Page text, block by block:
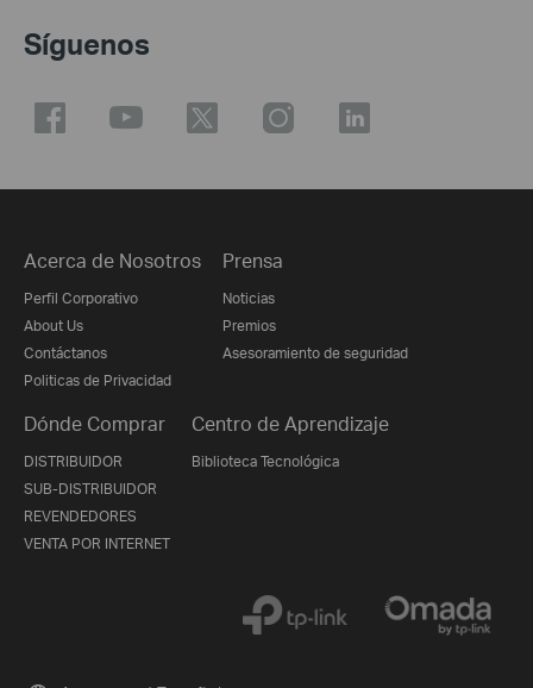
Síguenos
Acerca de Nosotros
Perfil Corporativo
About Us
Contáctanos
Politicas de Privacidad
Prensa
Noticias
Premios
Asesoramiento de seguridad
Dónde Comprar
DISTRIBUIDOR
SUB-DISTRIBUIDOR
REVENDEDORES
VENTA POR INTERNET
Centro de Aprendizaje
Biblioteca Tecnológica